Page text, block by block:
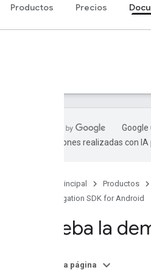
Productos Precios
traducciones realizadas con
Página principal Productos
Navigation SDK for Android
Prueba la
En esta página